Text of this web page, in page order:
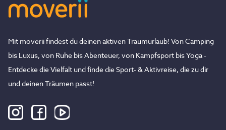
Mit moverii findest du deinen aktiven Traumurlaub! Von Camping
bis Luxus, von Ruhe bis Abenteuer, von Kampfsport bis Yoga -
Entdecke die Vielfalt und finde die Sport- & Aktivreise, die zu dir
und deinen Träumen passt!